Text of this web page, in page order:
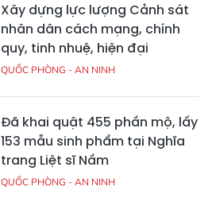
Xây dựng lực lượng Cảnh sát
nhân dân cách mạng, chính
quy, tinh nhuệ, hiện đại
QUỐC PHÒNG - AN NINH
Đã khai quật 455 phần mộ, lấy
153 mẫu sinh phẩm tại Nghĩa
trang Liệt sĩ Nầm
QUỐC PHÒNG - AN NINH